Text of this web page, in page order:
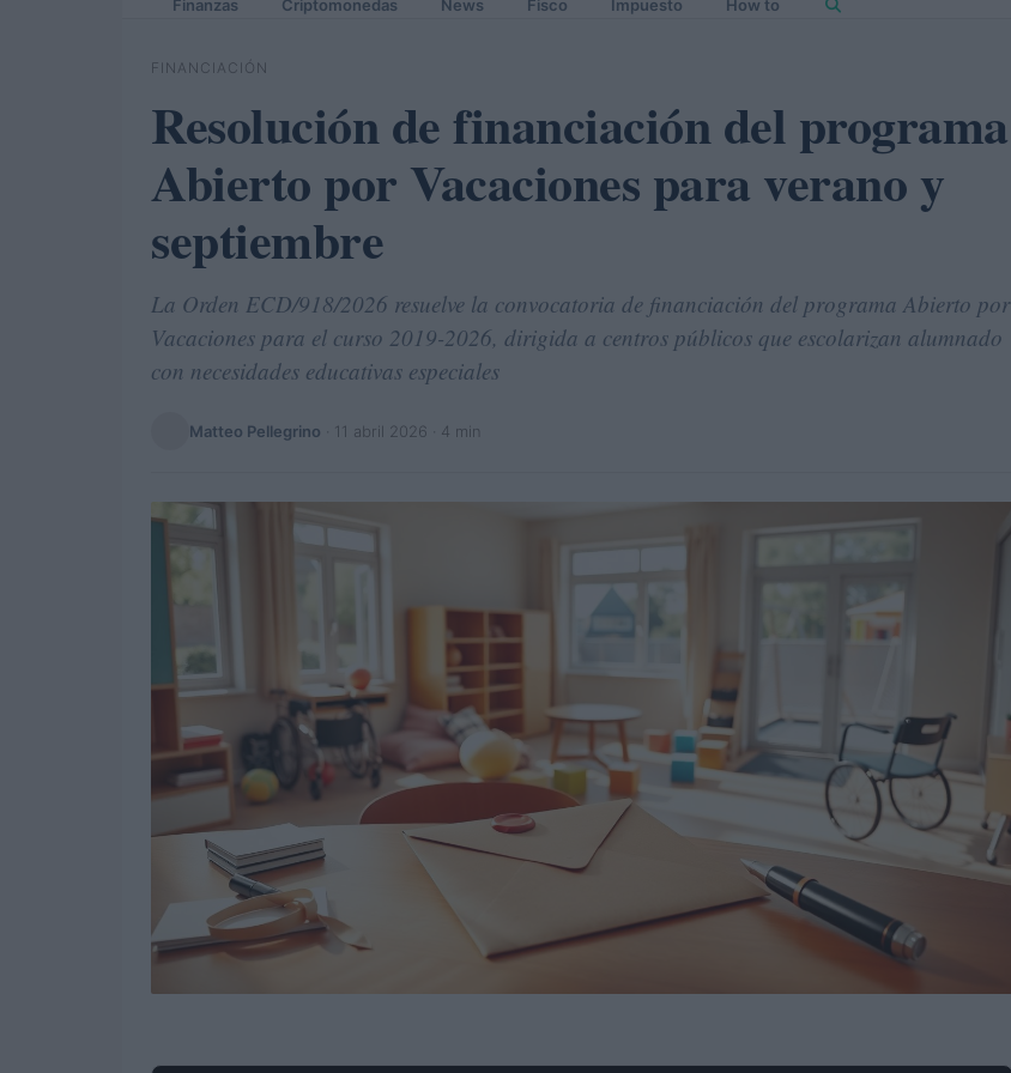
Finanzas Criptomonedas News Fisco Impuesto How to
FINANCIACIÓN
Resolución de financiación del programa
Abierto por Vacaciones para verano y
septiembre
La Orden ECD/918/2026 resuelve la convocatoria de financiación del programa Abierto por
Vacaciones para el curso 2019-2026, dirigida a centros públicos que escolarizan alumnado
con necesidades educativas especiales
Matteo Pellegrino 11 abril 2026 · 4 min